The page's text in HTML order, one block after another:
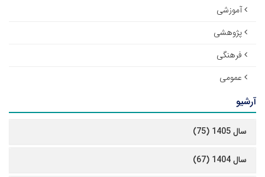
آموزشی
پژوهشی
فرهنگی
عمومی
آرشیو
سال 1405 (75)
سال 1404 (67)